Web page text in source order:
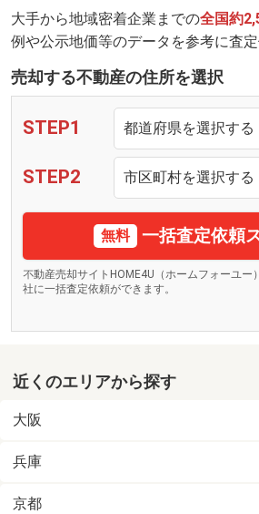
大手から地域密着企業までの全国約
例や公示地価等のデータを参考に査定
売却する不動産の住所を選択
STEP1
STEP2
無料 一括査定依頼
不動産売却サイトHOME4U（ホームフォーユー
社に一括査定依頼ができます。
近くのエリアから探す
大阪
兵庫
京都